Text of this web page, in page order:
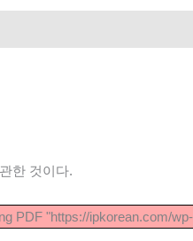
한 것이다.
PDF "https://ipkorean.com/